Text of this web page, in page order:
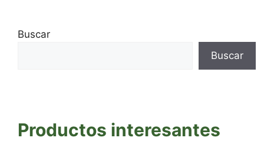
Buscar
Buscar
Productos interesantes